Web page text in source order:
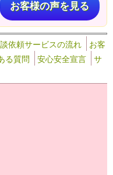
お客様の声を見る
依頼サービスの流れ
お客
る質問 安心安全宣言
サ